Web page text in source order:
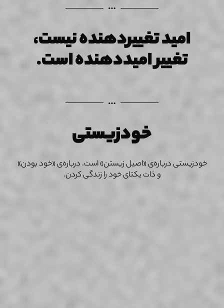
امید تغییردهنده نیست،
تغییر امید‌دهنده است.
خودزیستی
خودزیستی درباره‌ی «اصیل زیستن» است. درباره‌ی «خود بودن»
و ذات یکتای خود را زندگی کردن.